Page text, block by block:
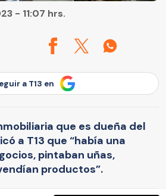
- 11:07 hrs.
a T13 en
que es dueña del
a T13 que “había una
pintaban uñas,
productos”.